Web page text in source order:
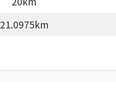
21.0975km